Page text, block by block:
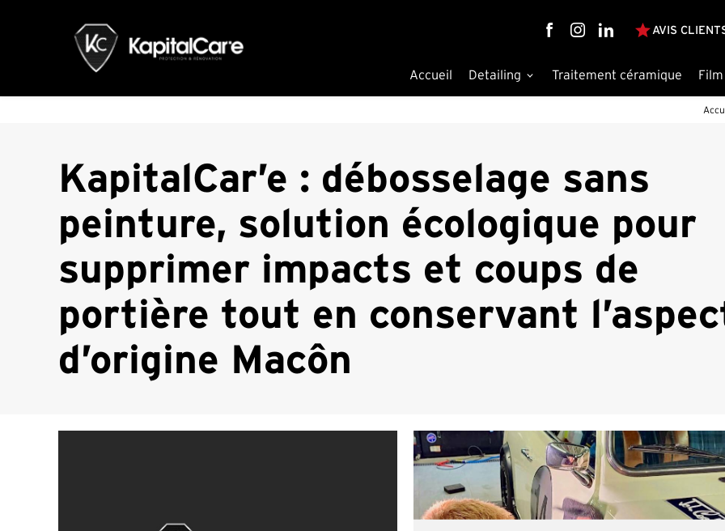
starAVIS
Accueil Detailing Traitement céramique
KapitalCar’e : débosselage sans
peinture, solution écologique pour
supprimer impacts et coups de
portière tout en conservant
d’origine Macôn